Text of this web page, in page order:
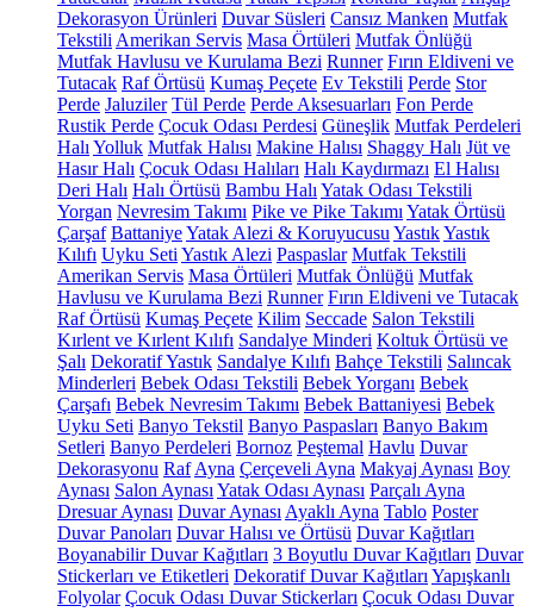
Dekorasyon Ürünleri Duvar Süsleri Cansız Manken Mutfak
Tekstili Amerikan Servis Masa Örtüleri Mutfak Önlüğü
Mutfak Havlusu ve Kurulama Bezi Runner Fırın Eldiveni ve
Tutacak Raf Örtüsü Kumaş Peçete Ev Tekstili Perde Stor
Perde Jaluziler Tül Perde Perde Aksesuarları Fon Perde
Rustik Perde Çocuk Odası Perdesi Güneşlik Mutfak Perdeleri
Halı Yolluk Mutfak Halısı Makine Halısı Shaggy Halı Jüt ve
Hasır Halı Çocuk Odası Halıları Halı Kaydırmazı El Halısı
Deri Halı Halı Örtüsü Bambu Halı Yatak Odası Tekstili
Yorgan Nevresim Takımı Pike ve Pike Takımı Yatak Örtüsü
Çarşaf BattaniyeYatak Alezi & Koruyucusu YastıkYastık
Kılıfı Uyku Seti Yastık Alezi Paspaslar Mutfak Tekstili
Amerikan Servis Masa Örtüleri Mutfak Önlüğü Mutfak
Havlusu ve Kurulama Bezi Runner Fırın Eldiveni ve Tutacak
Raf Örtüsü Kumaş Peçete Kilim Seccade Salon Tekstili
Kırlent ve Kırlent Kılıfı Sandalye Minderi Koltuk Örtüsü ve
Şalı Dekoratif Yastık Sandalye Kılıfı Bahçe Tekstili Salıncak
Minderleri Bebek Odası Tekstili Bebek Yorganı Bebek
Çarşafı Bebek Nevresim Takımı Bebek Battaniyesi Bebek
Uyku Seti Banyo Tekstil Banyo Paspasları Banyo Bakım
Setleri Banyo Perdeleri Bornoz Peştemal Havlu Duvar
Dekorasyonu Raf Ayna Çerçeveli Ayna Makyaj Aynası Boy
Aynası Salon Aynası Yatak Odası Aynası Parçalı Ayna
Dresuar Aynası Duvar Aynası Ayaklı Ayna Tablo Poster
Duvar Panoları Duvar Halısı ve Örtüsü Duvar Kağıtları
Boyanabilir Duvar Kağıtları 3 Boyutlu Duvar Kağıtları Duvar
Stickerları ve Etiketleri Dekoratif Duvar Kağıtları Yapışkanlı
Folyolar Çocuk Odası Duvar Stickerları Çocuk Odası Duvar